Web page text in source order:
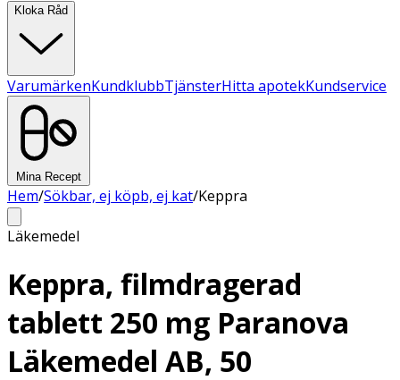
Kloka Råd
VarumärkenKundklubbTjänsterHitta apotekKundservice
Mina Recept
Hem/Sökbar, ej köpb, ej kat/Keppra
Läkemedel
Keppra, filmdragerad
tablett 250 mg Paranova
Läkemedel AB, 50